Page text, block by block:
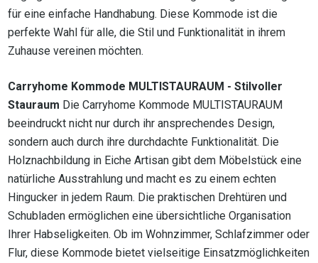
für eine einfache Handhabung. Diese Kommode ist die
perfekte Wahl für alle, die Stil und Funktionalität in ihrem
Zuhause vereinen möchten.
Carryhome Kommode MULTISTAURAUM - Stilvoller
Stauraum Die Carryhome Kommode MULTISTAURAUM
beeindruckt nicht nur durch ihr ansprechendes Design,
sondern auch durch ihre durchdachte Funktionalität. Die
Holznachbildung in Eiche Artisan gibt dem Möbelstück eine
natürliche Ausstrahlung und macht es zu einem echten
Hingucker in jedem Raum. Die praktischen Drehtüren und
Schubladen ermöglichen eine übersichtliche Organisation
Ihrer Habseligkeiten. Ob im Wohnzimmer, Schlafzimmer oder
Flur, diese Kommode bietet vielseitige Einsatzmöglichkeiten